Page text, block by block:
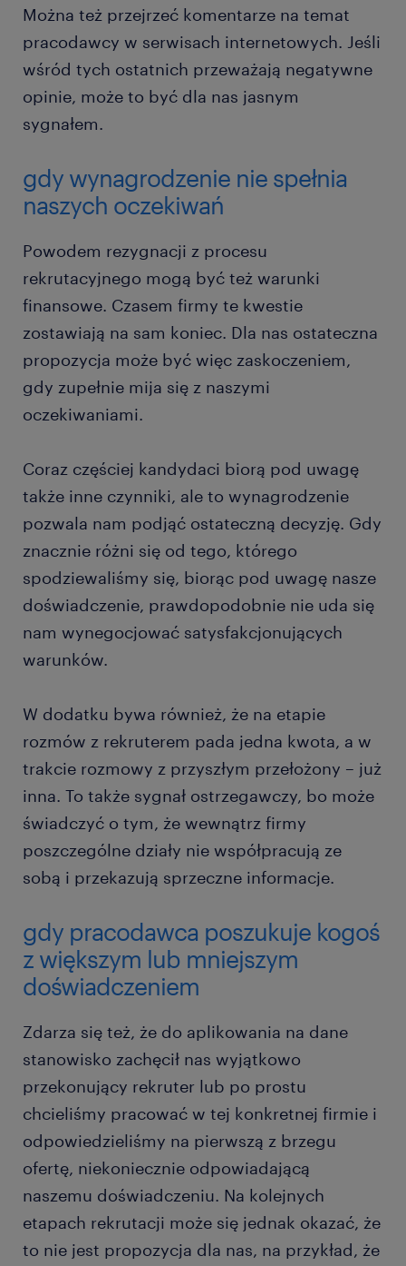
Można też przejrzeć komentarze na temat
pracodawcy w serwisach internetowych. Jeśli
wśród tych ostatnich przeważają negatywne
opinie, może to być dla nas jasnym
sygnałem.
gdy wynagrodzenie nie spełnia
naszych oczekiwań
Powodem rezygnacji z procesu
rekrutacyjnego mogą być też warunki
finansowe. Czasem firmy te kwestie
zostawiają na sam koniec. Dla nas ostateczna
propozycja może być więc zaskoczeniem,
gdy zupełnie mija się z naszymi
oczekiwaniami.
Coraz częściej kandydaci biorą pod uwagę
także inne czynniki, ale to wynagrodzenie
pozwala nam podjąć ostateczną decyzję. Gdy
znacznie różni się od tego, którego
spodziewaliśmy się, biorąc pod uwagę nasze
doświadczenie, prawdopodobnie nie uda się
nam wynegocjować satysfakcjonujących
warunków.
W dodatku bywa również, że na etapie
rozmów z rekruterem pada jedna kwota, a w
trakcie rozmowy z przyszłym przełożony – już
inna. To także sygnał ostrzegawczy, bo może
świadczyć o tym, że wewnątrz firmy
poszczególne działy nie współpracują ze
sobą i przekazują sprzeczne informacje.
gdy pracodawca poszukuje kogoś
z większym lub mniejszym
doświadczeniem
Zdarza się też, że do aplikowania na dane
stanowisko zachęcił nas wyjątkowo
przekonujący rekruter lub po prostu
chcieliśmy pracować w tej konkretnej firmie i
odpowiedzieliśmy na pierwszą z brzegu
ofertę, niekoniecznie odpowiadającą
naszemu doświadczeniu. Na kolejnych
etapach rekrutacji może się jednak okazać, że
to nie jest propozycja dla nas, na przykład, że